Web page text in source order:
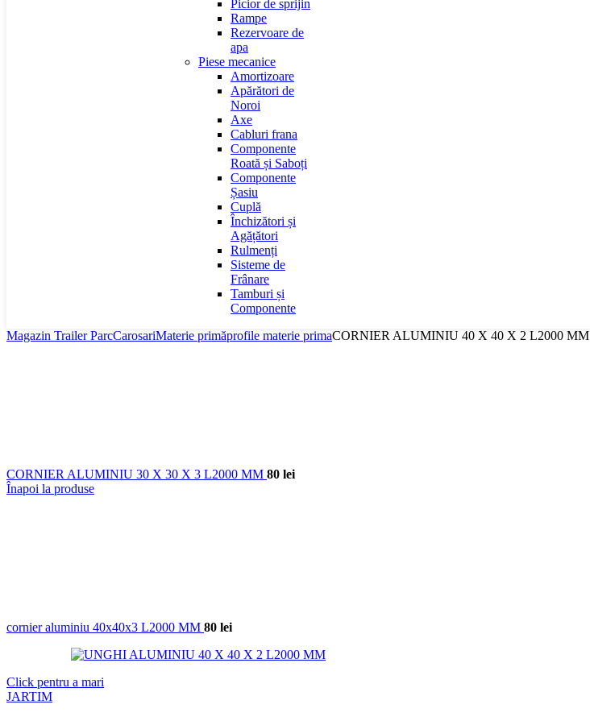
Picior de sprijin
Rampe
Rezervoare de
apa
Piese mecanice
Amortizoare
Apărători de
Noroi
Axe
Cabluri frana
Componente
Roată și Saboți
Componente
Șasiu
Cuplă
Închizători și
Agățători
Rulmenți
Sisteme de
Frânare
Tamburi și
Componente
Magazin Trailer ParcCarosariMaterie primăprofile materie primaCORNIER ALUMINIU 40 X 40 X 2 L2000 MM
CORNIER ALUMINIU 30 X 30 X 3 L2000 MM 80 lei
Înapoi la produse
cornier aluminiu 40x40x3 L2000 MM 80 lei
Click pentru a mari
JARTIM